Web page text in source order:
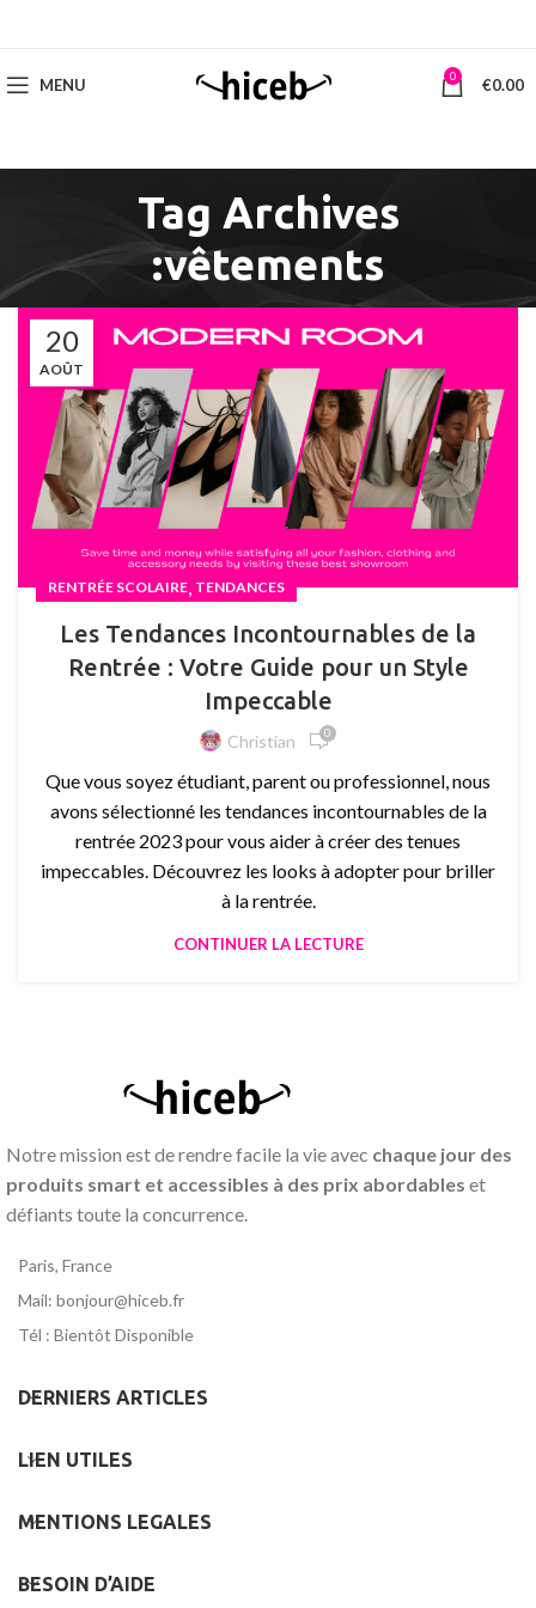
MENU 0 €0.00
Tag Archives
:vêtements
20
AOÛT
RENTRÉE SCOLAIRE TENDANCES
Les Tendances Incontournables de la
Rentrée : Votre Guide pour un Style
Impeccable
Christian 0
Que vous soyez étudiant, parent ou professionnel, nous
avons sélectionné les tendances incontournables de la
rentrée 2023 pour vous aider à créer des tenues
impeccables. Découvrez les looks à adopter pour briller
à la rentrée.
CONTINUER LA LECTURE
Notre mission est de rendre facile la vie avec chaque jour des
produits smart et accessibles à des prix abordables et
défiants toute la concurrence.
Paris, France
Mail: bonjour@hiceb.fr
Tél : Bientôt Disponible
DERNIERS ARTICLES
LIEN UTILES
MENTIONS LEGALES
BESOIN D’AIDE